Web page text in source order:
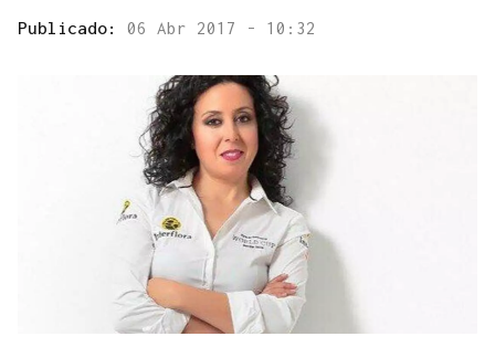
Publicado: 06 Abr 2017 - 10:32